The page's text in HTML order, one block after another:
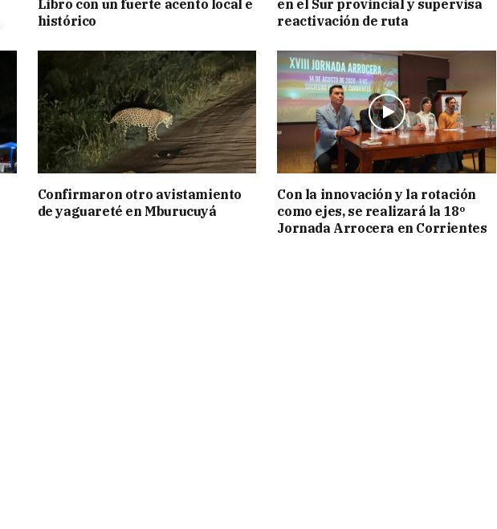
Libro con un fuerte acento local e
histórico
en el Sur provincial y supervisa
reactivación de ruta
Confirmaron otro avistamiento
de yaguareté en Mburucuyá
Con la innovación y la rotación
como ejes, se realizará la 18º
Jornada Arrocera en Corrientes